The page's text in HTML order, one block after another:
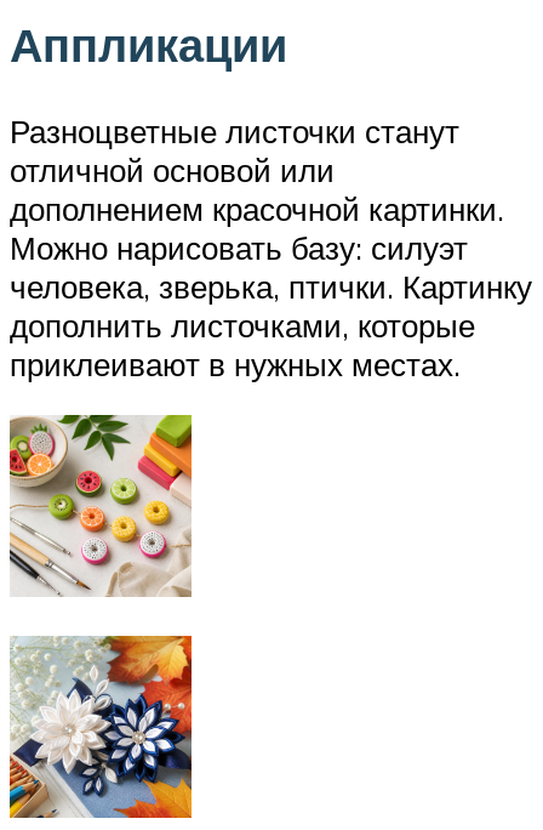
Аппликации
Разноцветные листочки станут
отличной основой или
дополнением красочной картинки.
Можно нарисовать базу: силуэт
человека, зверька, птички. Картинку
дополнить листочками, которые
приклеивают в нужных местах.